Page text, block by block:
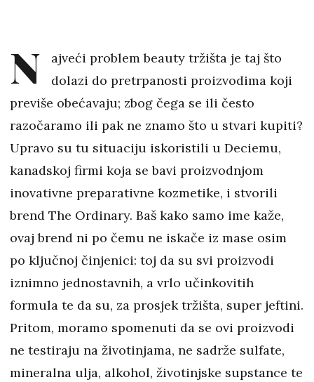
N
ajveći problem beauty tržišta je taj što
dolazi do pretrpanosti proizvodima koji
previše obećavaju; zbog čega se ili često
razočaramo ili pak ne znamo što u stvari kupiti?
Upravo su tu situaciju iskoristili u Deciemu,
kanadskoj firmi koja se bavi proizvodnjom
inovativne preparativne kozmetike, i stvorili
brend The Ordinary. Baš kako samo ime kaže,
ovaj brend ni po čemu ne iskače iz mase osim
po ključnoj činjenici: toj da su svi proizvodi
iznimno jednostavnih, a vrlo učinkovitih
formula te da su, za prosjek tržišta, super jeftini.
Pritom, moramo spomenuti da se ovi proizvodi
ne testiraju na životinjama, ne sadrže sulfate,
mineralna ulja, alkohol, životinjske supstance te